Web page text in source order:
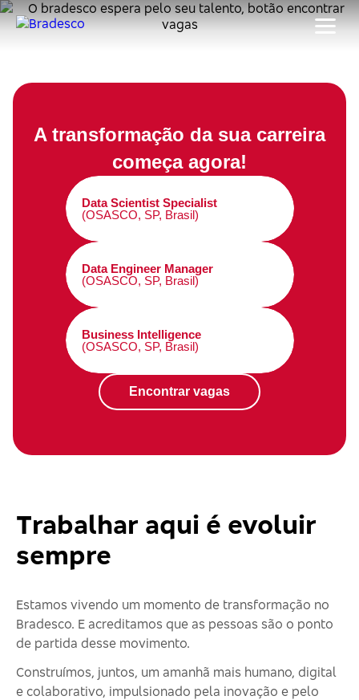
A transformação da sua carreira
começa agora!
Encontrar vagas
Data Scientist Specialist
(OSASCO, SP, Brasil)
Data Engineer Manager
(OSASCO, SP, Brasil)
Business Intelligence
(OSASCO, SP, Brasil)
Trabalhar aqui é evoluir
sempre
Estamos vivendo um momento de transformação no
Bradesco. E acreditamos que as pessoas são o ponto
de partida desse movimento.
Construímos, juntos, um amanhã mais humano, digital
e colaborativo, impulsionado pela inovação e pelo